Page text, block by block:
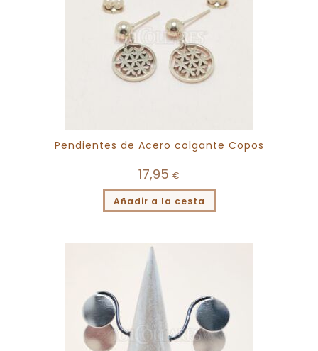
Pendientes de Acero colgante Copos
17,95 €
Añadir a la cesta